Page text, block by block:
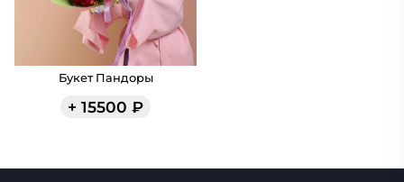
Букет Пандоры
+ 15500 ₽